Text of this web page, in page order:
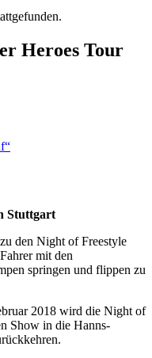
Heroes Tour
Stuttgart
den Night of Freestyle
mit den
springen und flippen zu
2018 wird die Night of
Show in die Hanns-